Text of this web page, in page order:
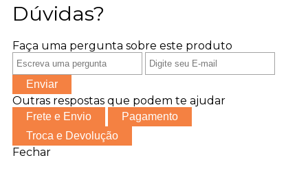
Dúvidas?
Faça uma pergunta sobre este produto
Enviar
Outras respostas que podem te ajudar
Frete e Envio
Pagamento
Troca e Devolução
Fechar